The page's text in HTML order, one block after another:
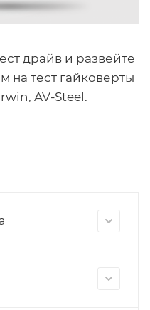
драйв и развейте
на тест гайковерты
AV-Steel.